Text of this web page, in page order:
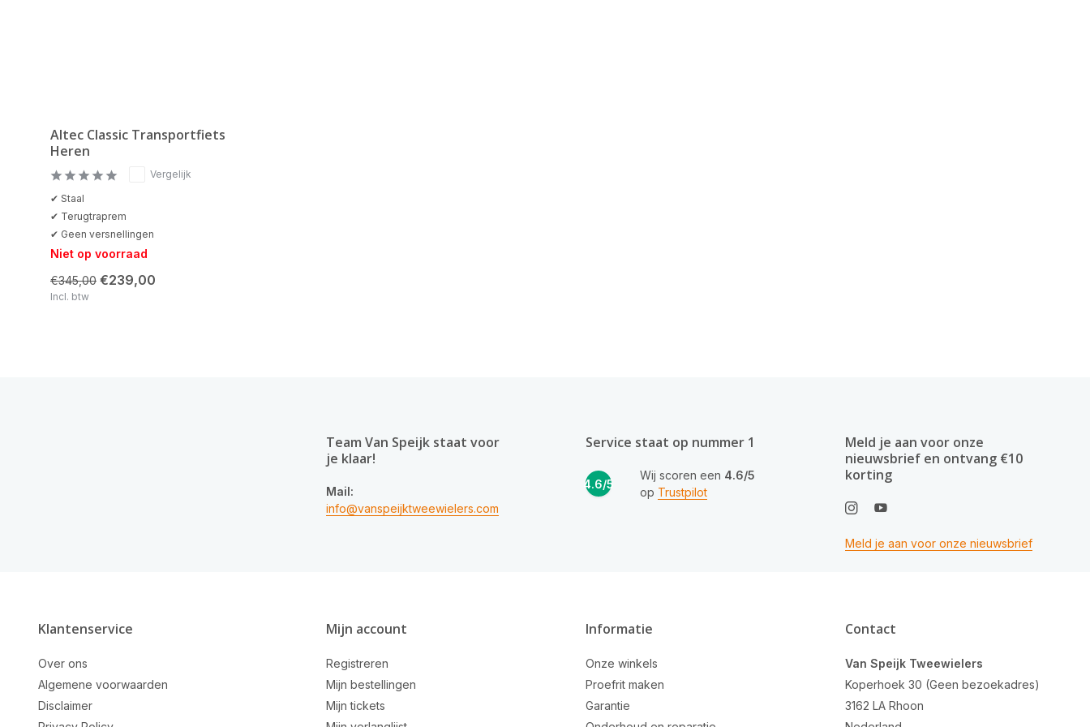
Altec Classic Transportfiets
Heren
Vergelijk
✔ Staal
✔ Terugtraprem
✔ Geen versnellingen
Niet op voorraad
€345,00 €239,00
Incl. btw
Team Van Speijk staat voor
je klaar!
Mail:
info@vanspeijktweewielers.com
Service staat op nummer 1
4.6/5
Wij scoren een 4.6/5
op Trustpilot
Meld je aan voor onze
nieuwsbrief en ontvang €10
korting
Meld je aan voor onze nieuwsbrief
Klantenservice
Over ons
Algemene voorwaarden
Disclaimer
Mijn account
Registreren
Mijn bestellingen
Mijn tickets
Informatie
Onze winkels
Proefrit maken
Garantie
Contact
Van Speijk Tweewielers
Koperhoek 30 (Geen bezoekadres)
3162 LA Rhoon